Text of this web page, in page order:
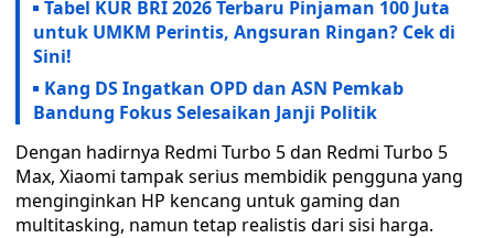
Tabel KUR BRI 2026 Terbaru Pinjaman 100 Juta
untuk UMKM Perintis, Angsuran Ringan? Cek di
Sini!
Kang DS Ingatkan OPD dan ASN Pemkab
Bandung Fokus Selesaikan Janji Politik
Dengan hadirnya Redmi Turbo 5 dan Redmi Turbo 5
Max, Xiaomi tampak serius membidik pengguna yang
menginginkan HP kencang untuk gaming dan
multitasking, namun tetap realistis dari sisi harga.